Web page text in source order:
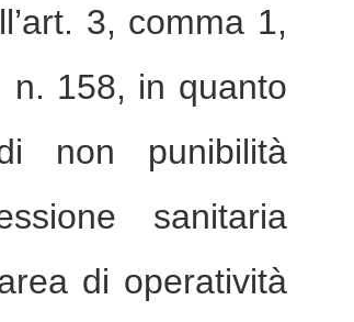
3, comma 1,
n. 158, in quanto
non punibilità
sanitaria
di operatività